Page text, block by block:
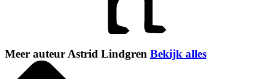
Meer auteur Astrid Lindgren Bekijk alles